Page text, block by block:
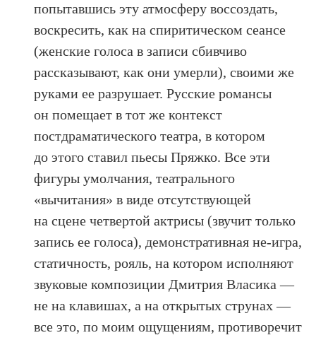
попытавшись эту атмосферу воссоздать,
воскресить, как на спиритическом сеансе
(женские голоса в записи сбивчиво
рассказывают, как они умерли), своими же
руками ее разрушает. Русские романсы
он помещает в тот же контекст
постдраматического театра, в котором
до этого ставил пьесы Пряжко. Все эти
фигуры умолчания, театрального
«вычитания» в виде отсутствующей
на сцене четвертой актрисы (звучит только
запись ее голоса), демонстративная не-игра,
статичность, рояль, на котором исполняют
звуковые композиции Дмитрия Власика —
не на клавишах, а на открытых струнах —
все это, по моим ощущениям, противоречит